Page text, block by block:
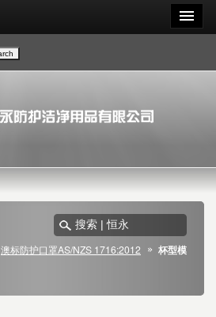
澳标防护口罩AS/NZS 1716:2012
杯型模